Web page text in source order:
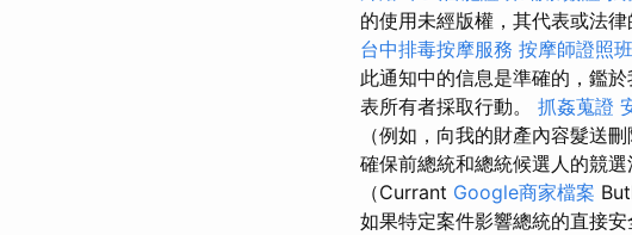
的使用未經版權，其代表或法律
台中排毒按摩服務 按摩師證照
此通知中的信息是準確的，鑑
表所有者採取行動。 抓姦蒐證
（例如，向我的財產內容髮送
確保前總統和總統候選人的競選
（Currant Google商家檔案
如果特定案件影響總統的直接